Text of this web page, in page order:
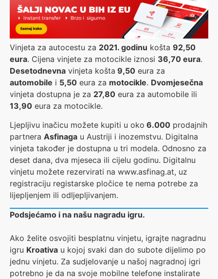
Vinjeta za autocestu za 2021. godinu košta 92,50
eura. Cijena vinjete za motocikle iznosi 36,70 eura.
Desetodnevna vinjeta košta 9,50 eura za
automobile i 5,50 eura za motocikle. Dvomjesečna
vinjeta dostupna je za 27,80 eura za automobile ili
13,90 eura za motocikle.
Ljepljivu inačicu možete kupiti u oko 6.000 prodajnih
partnera Asfinaga u Austriji i inozemstvu. Digitalna
vinjeta također je dostupna u tri modela. Odnosno za
deset dana, dva mjeseca ili cijelu godinu. Digitalnu
vinjetu možete rezervirati na www.asfinag.at, uz
registraciju registarske pločice te nema potrebe za
lijepljenjem ili odljepljivanjem.
Podsjećamo i na našu nagradu igru.
Ako želite osvojiti besplatnu vinjetu, igrajte nagradnu
igru Kroativa u kojoj svaki dan do subote dijelimo po
jednu vinjetu. Za sudjelovanje u našoj nagradnoj igri
potrebno je da na svoje mobilne telefone instalirate